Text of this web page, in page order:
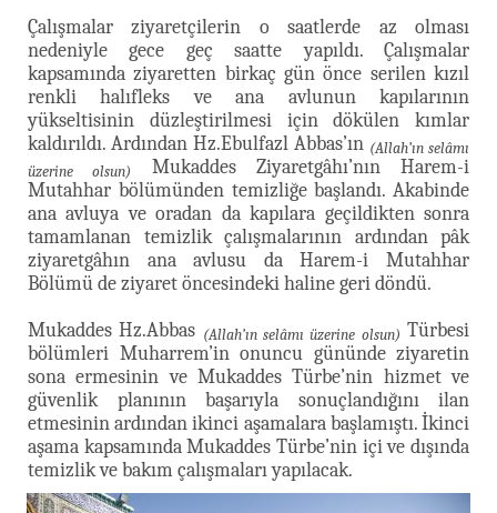
Çalışmalar ziyaretçilerin o saatlerde az olması
nedeniyle gece geç saatte yapıldı. Çalışmalar
kapsamında ziyaretten birkaç gün önce serilen kızıl
renkli halıfleks ve ana avlunun kapılarının
yükseltisinin düzleştirilmesi için dökülen kımlar
kaldırıldı. Ardından Hz.Ebulfazl Abbas’ın (Allah’ın selâmı
üzerine olsun)
Mukaddes Ziyaretgâhı’nın Harem-i
Mutahhar bölümünden temizliğe başlandı. Akabinde
ana avluya ve oradan da kapılara geçildikten sonra
tamamlanan temizlik çalışmalarının ardından pâk
ziyaretgâhın ana avlusu da Harem-i Mutahhar
Bölümü de ziyaret öncesindeki haline geri döndü.
Mukaddes Hz.Abbas (Allah’ın selâmı üzerine olsun) Türbesi
bölümleri Muharrem’in onuncu gününde ziyaretin
sona ermesinin ve Mukaddes Türbe’nin hizmet ve
güvenlik planının başarıyla sonuçlandığını ilan
etmesinin ardından ikinci aşamalara başlamıştı. İkinci
aşama kapsamında Mukaddes Türbe’nin içi ve dışında
temizlik ve bakım çalışmaları yapılacak.